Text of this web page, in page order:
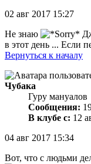
02 авг 2017 15:27
Не знаю
в этот день ... Если
Вернуться к началу
Чубака
Гуру мануалов
Сообщения:
В клубе с: 12
04 авг 2017 15:34
Вот, что с людьми